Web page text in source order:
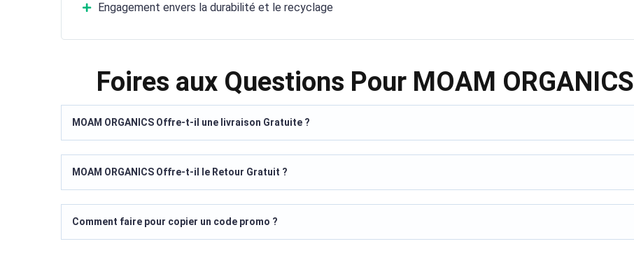
Engagement envers la durabilité et le recyclage
Foires aux Questions Pour MOAM ORGANICS
MOAM ORGANICS Offre-t-il une livraison Gratuite ?
MOAM ORGANICS Offre-t-il le Retour Gratuit ?
Comment faire pour copier un code promo ?